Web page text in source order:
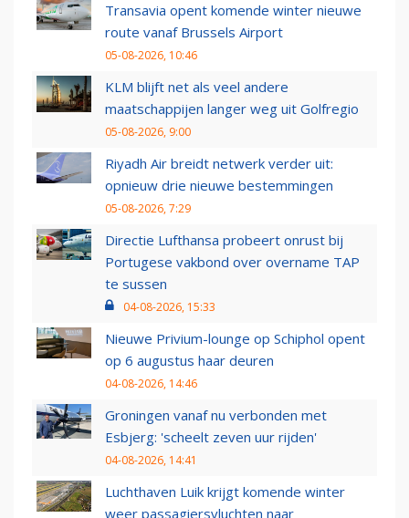
Transavia opent komende winter nieuwe
route vanaf Brussels Airport
05-08-2026, 10:46
KLM blijft net als veel andere
maatschappijen langer weg uit Golfregio
05-08-2026, 9:00
Riyadh Air breidt netwerk verder uit:
opnieuw drie nieuwe bestemmingen
05-08-2026, 7:29
Directie Lufthansa probeert onrust bij
Portugese vakbond over overname TAP
te sussen
04-08-2026, 15:33
Nieuwe Privium-lounge op Schiphol opent
op 6 augustus haar deuren
04-08-2026, 14:46
Groningen vanaf nu verbonden met
Esbjerg: 'scheelt zeven uur rijden'
04-08-2026, 14:41
Luchthaven Luik krijgt komende winter
weer passagiersvluchten naar